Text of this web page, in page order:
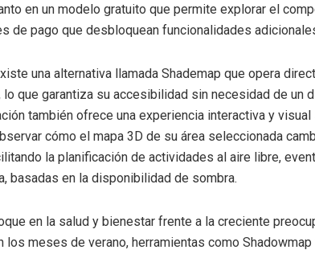
en un modelo gratuito que permite explorar el
de pago que desbloquean funcionalidades
una alternativa llamada Shademap que opera
lo que garantiza su accesibilidad sin necesidad de un
también ofrece una experiencia interactiva y
cómo el mapa 3D de su área seleccionada
la planificación de actividades al aire libre,
basadas en la disponibilidad de sombra.
en la salud y bienestar frente a la creciente
los meses de verano, herramientas como Shadowmap